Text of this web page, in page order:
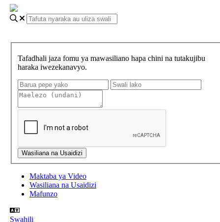
Tafadhali jaza fomu ya mawasiliano hapa chini na tutakujibu
haraka iwezekanavyo.
Maktaba ya Video
Wasiliana na Usaidizi
Mafunzo
Swahili